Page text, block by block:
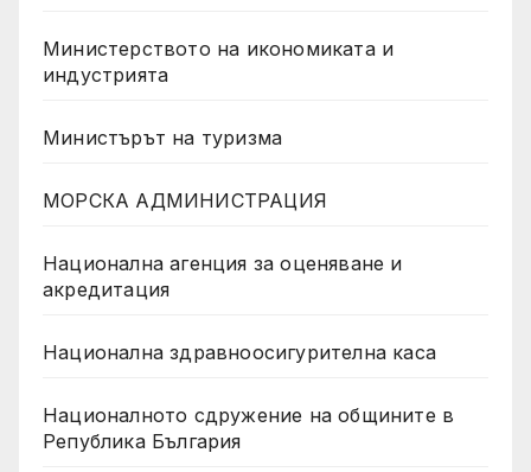
Министерството на икономиката и
индустрията
Министърът на туризма
МОРСКА АДМИНИСТРАЦИЯ
Национална агенция за оценяване и
акредитация
Национална здравноосигурителна каса
Националното сдружение на общините в
Република България